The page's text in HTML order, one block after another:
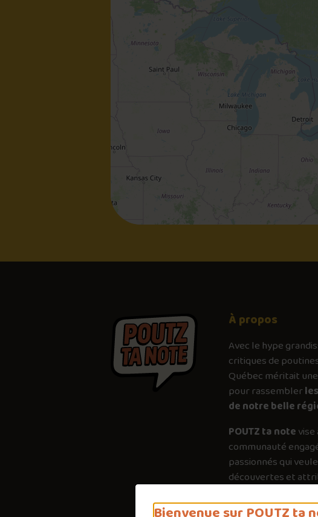
À propos
Avec lehype
critiques de
Québec méritait
pour rassembler
de notre belle
POUTZ ta note
communauté
passionnés qui
découvertes et
importance pour